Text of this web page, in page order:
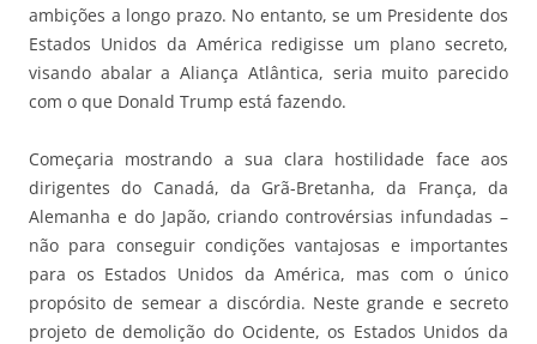
ambições a longo prazo. No entanto, se um Presidente dos
Estados Unidos da América redigisse um plano secreto,
visando abalar a Aliança Atlântica, seria muito parecido
com o que Donald Trump está fazendo.
Começaria mostrando a sua clara hostilidade face aos
dirigentes do Canadá, da Grã-Bretanha, da França, da
Alemanha e do Japão, criando controvérsias infundadas –
não para conseguir condições vantajosas e importantes
para os Estados Unidos da América, mas com o único
propósito de semear a discórdia. Neste grande e secreto
projeto de demolição do Ocidente, os Estados Unidos da